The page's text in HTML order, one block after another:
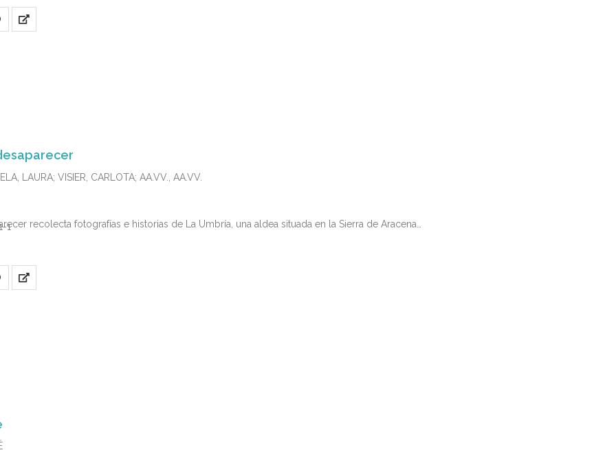
LAURA; VISIER, CARLOTA; AA.VV., AA.VV.
1
recolecta fotografías e historias de La Umbría, una aldea situada en la Sierra de Aracena…